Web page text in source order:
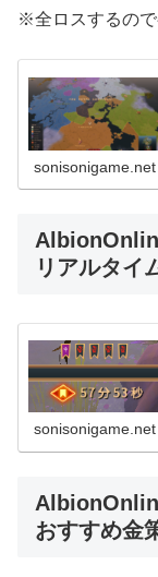
※全ロスするので
sonisonigame.net
リアルタイ
sonisonigame.net
おすすめ金